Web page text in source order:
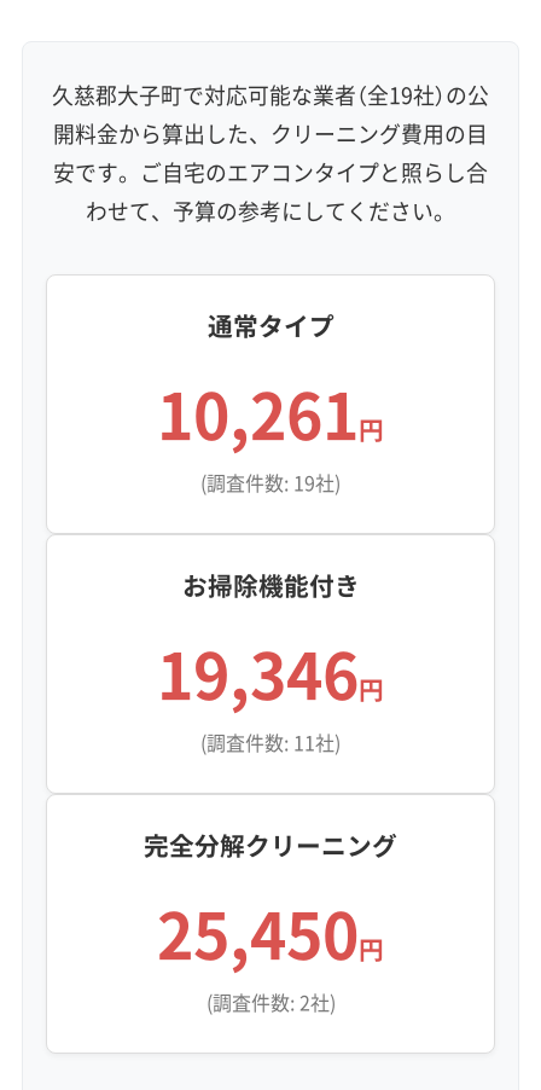
久慈郡大子町で対応可能な業者（全19社）の公
開料金から算出した、クリーニング費用の目
安です。ご自宅のエアコンタイプと照らし合
わせて、予算の参考にしてください。
通常タイプ
10,261円
(調査件数: 19社)
お掃除機能付き
19,346円
(調査件数: 11社)
完全分解クリーニング
25,450円
(調査件数: 2社)